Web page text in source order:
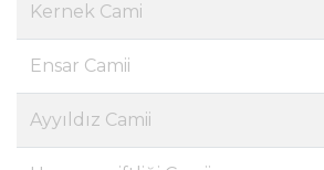
Kernek Cami
Ensar Camii
Ayyıldız Camii